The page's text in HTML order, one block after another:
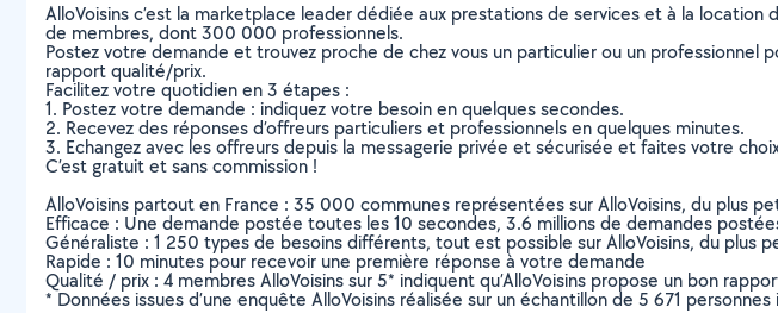
AlloVoisins c’est la marketplace leader dédiée aux prestations de services et à la
de membres, dont 300 000 professionnels.
Postez votre demande et trouvez proche de chez vous un particulier ou un
rapport qualité/prix.
Facilitez votre quotidien en 3 étapes :
1. Postez votre demande : indiquez votre besoin en quelques secondes.
2. Recevez des réponses d’offreurs particuliers et professionnels en quelques minutes.
3. Echangez avec les offreurs depuis la messagerie privée et sécurisée et faites votre
C’est gratuit et sans commission !
AlloVoisins partout en France : 35 000 communes représentées sur AlloVoisins, du plus
Efficace : Une demande postée toutes les 10 secondes, 3.6 millions de demandes
Généraliste : 1 250 types de besoins différents, tout est possible sur AlloVoisins, du plus
Rapide : 10 minutes pour recevoir une première réponse à votre demande
Qualité / prix : 4 membres AlloVoisins sur 5* indiquent qu’AlloVoisins propose un bon
* Données issues d’une enquête AlloVoisins réalisée sur un échantillon de 5 671